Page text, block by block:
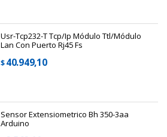
Usr-Tcp232-T Tcp/ip Módulo Ttl/módulo
Lan Con Puerto Rj45 Fs
$40.949,10
Sensor Extensiometrico Bh 350-3aa
Arduino